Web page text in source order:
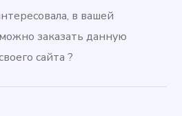
в вашей
заказать данную
сайта ?